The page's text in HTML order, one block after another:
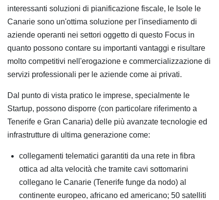
interessanti soluzioni di pianificazione fiscale, le Isole le
Canarie sono un'ottima soluzione per l'insediamento di
aziende operanti nei settori oggetto di questo Focus in
quanto possono contare su importanti vantaggi e risultare
molto competitivi nell'erogazione e commercializzazione di
servizi professionali per le aziende come ai privati.
Dal punto di vista pratico le imprese, specialmente le
Startup, possono disporre (con particolare riferimento a
Tenerife e Gran Canaria) delle più avanzate tecnologie ed
infrastrutture di ultima generazione come:
collegamenti telematici garantiti da una rete in fibra
ottica ad alta velocità che tramite cavi sottomarini
collegano le Canarie (Tenerife funge da nodo) al
continente europeo, africano ed americano; 50 satelliti